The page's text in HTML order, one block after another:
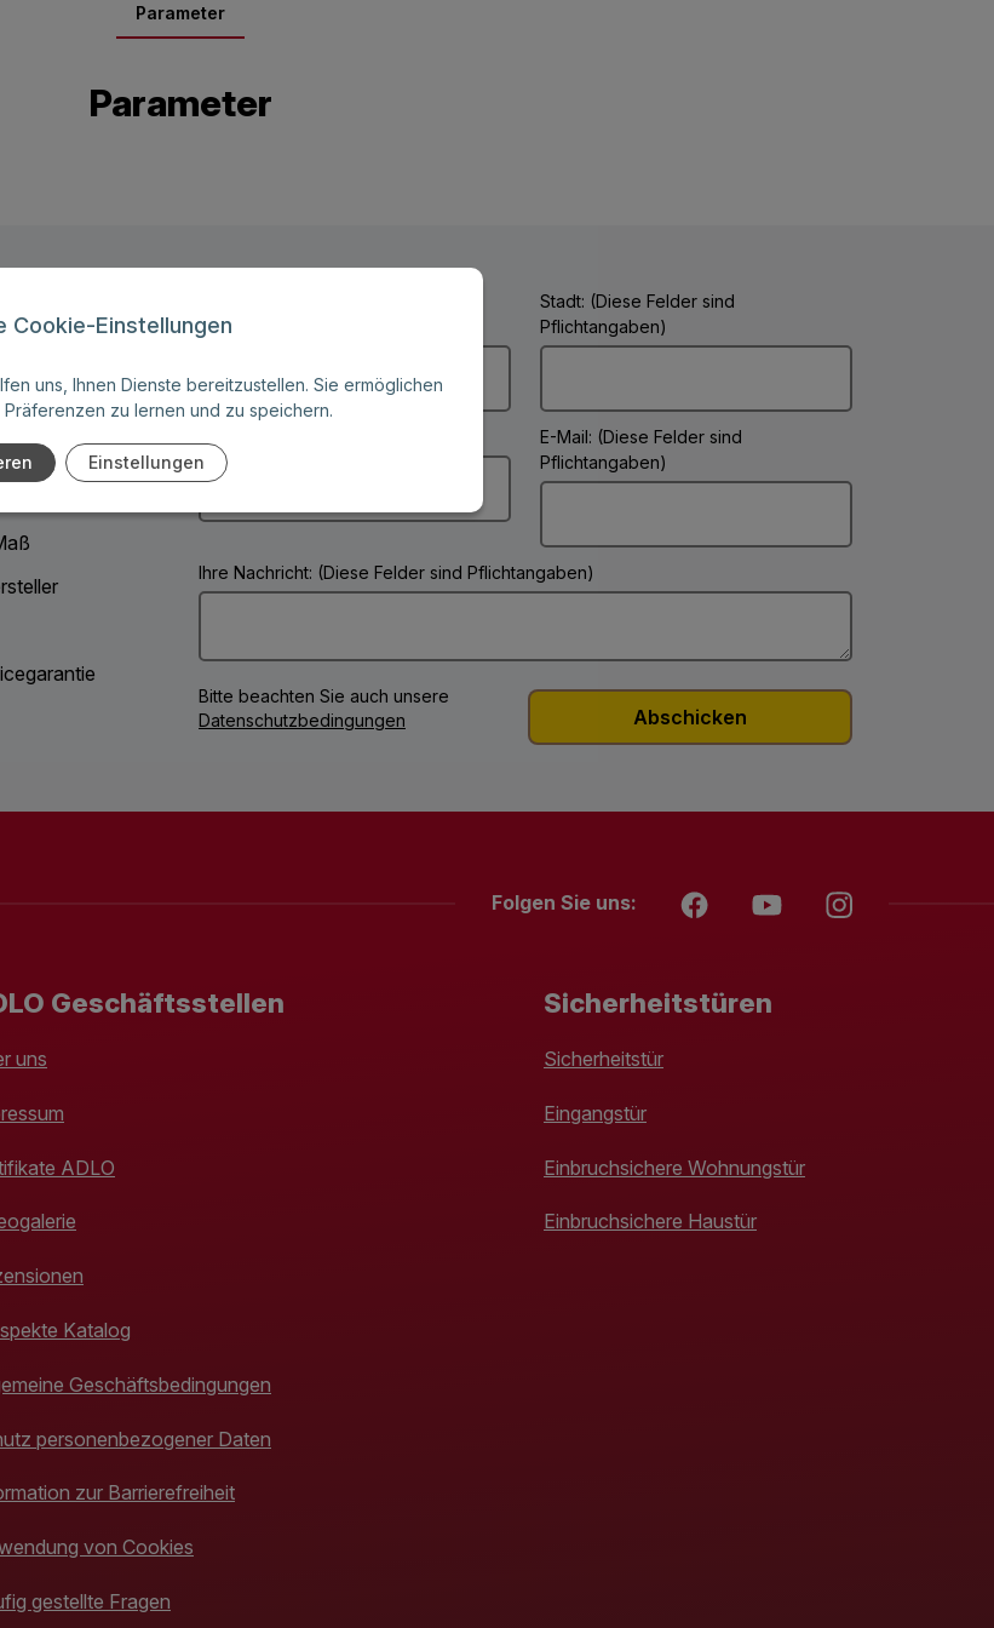
Cookie-Einstellungen
uns, Ihnen Dienste bereitzustellen. Sie ermöglichen
Präferenzen zu lernen und zu speichern.
Einstellungen
Parameter
Parameter
Fragen zu
eines unserer
Pflichtangaben)
Stadt: (Diese Felder sind
Pflichtangaben)
E-Mail: (Diese Felder sind
Pflichtangaben)
Ihre Nachricht: (Diese Felder sind Pflichtangaben)
Bitte beachten Sie auch unsere
Datenschutzbedingungen
Folgen Sie uns:
Geschäftsstellen
uns
ADLO
Katalog
Geschäftsbedingungen
personenbezogener Daten
zur Barrierefreiheit
von Cookies
gestellte Fragen
Sicherheitstüren
Sicherheitstür
Eingangstür
Einbruchsichere Wohnungstür
Einbruchsichere Haustür